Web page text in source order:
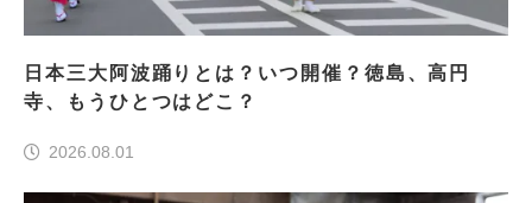
日本三大阿波踊りとは？いつ開催？徳島、高円
寺、もうひとつはどこ？
2026.08.01